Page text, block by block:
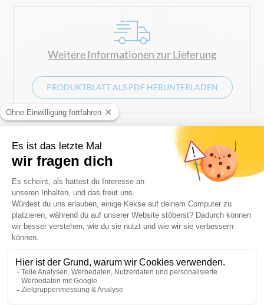
Weitere Informationen zur Lieferung
PRODUKTBLATT ALS PDF HERUNTERLADEN
Ein
Angebot
für diesen Artikel anfrangen
Vollständige Beschreibung